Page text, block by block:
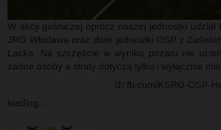
W akcji gaśniczej oprócz naszej jednostki udział
JRG Włodawa oraz dwie jednostki OSP z
Lacka. Na szczęście w wyniku pożaru nie
żadne osoby a straty dotyczą tylko i wyłącznie
/ź/ fb.com/KSRG-OSP-
loading...